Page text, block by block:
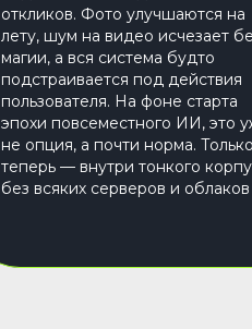
откликов. Фото улучшаются на
лету, шум на видео исчезает
магии, а вся система будто
подстраивается под действия
пользователя. На фоне старта
эпохи повсеместного ИИ, это
не опция, а почти норма. Только
теперь — внутри тонкого
без всяких серверов и облаков